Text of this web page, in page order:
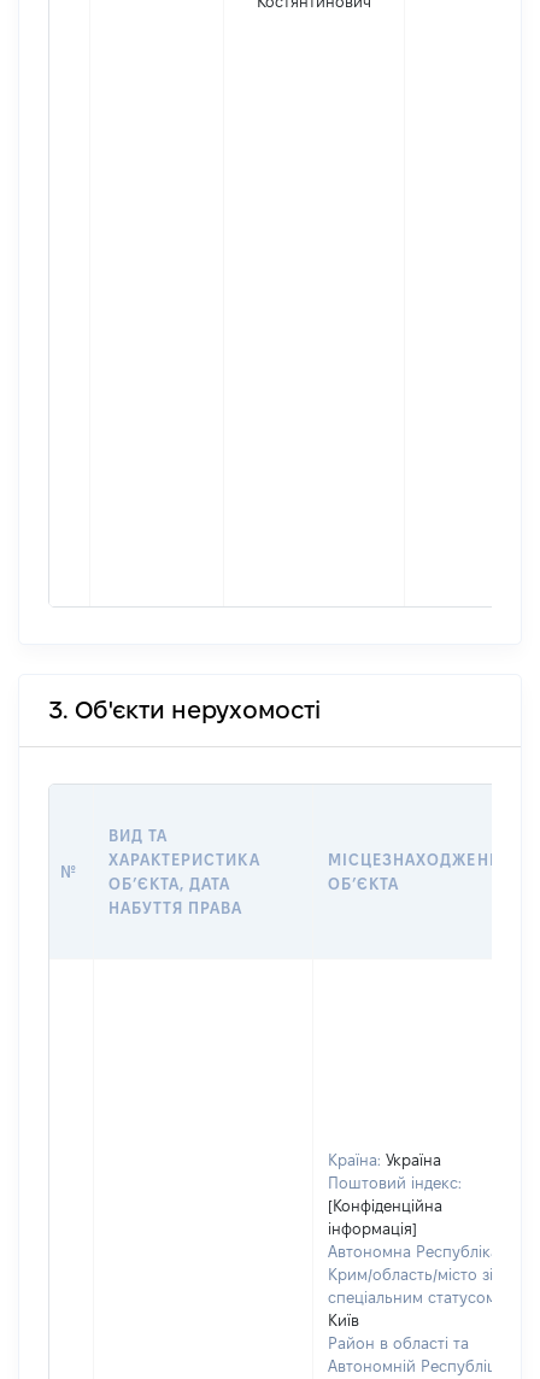
3. Об'єкти нерухомості
№
ВИД ТА
ХАРАКТЕРИСТИКА
ОБʼЄКТА, ДАТА
НАБУТТЯ ПРАВА
МІСЦЕЗНАХОДЖЕННЯ
ОБʼЄКТА
Країна: Україна
Поштовий індекс:
[Конфіденційна
інформація]
Автономна Республіка
Крим/область/місто зі
спеціальним статусом:
Київ
Район в області та
Автономній Республіці